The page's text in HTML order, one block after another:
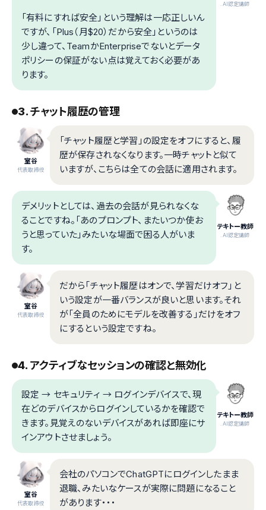
.AI認定講師
「有料にすれば安全」という理解は一応正しいん
ですが、「Plus（月$20）だから安全」というのは
少し違って、TeamかEnterpriseでないとデータ
ポリシーの保証がない点は覚えておく必要があ
ります。
3. チャット履歴の管理
室谷
代表取締役
「チャット履歴と学習」の設定をオフにすると、履
歴が保存されなくなります。一時チャットと似て
いますが、こちらは全ての会話に適用されます。
テキトー教師
.AI認定講師
デメリットとしては、過去の会話が見られなくな
ることですね。「あのプロンプト、またいつか使お
うと思っていた」みたいな場面で困る人がいま
す。
室谷
代表取締役
だから「チャット履歴はオンで、学習だけオフ」と
いう設定が一番バランスが良いと思います。それ
が「全員のためにモデルを改善する」だけをオフ
にするという設定ですね。
4. アクティブなセッションの確認と無効化
テキトー教師
.AI認定講師
設定 → セキュリティ → ログインデバイスで、現
在どのデバイスからログインしているかを確認で
きます。見覚えのないデバイスがあれば即座にサ
インアウトさせましょう。
室谷
代表取締役
会社のパソコンでChatGPTにログインしたまま
退職、みたいなケースが実際に問題になること
があります・・・